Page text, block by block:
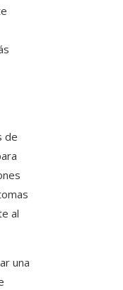
de
al
una